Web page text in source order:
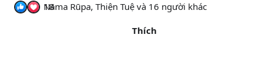
18
Nāma Rūpa, Thiện Tuệ và 16 người khác
Thích